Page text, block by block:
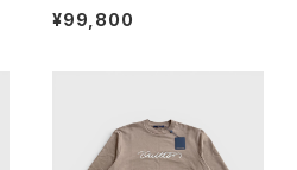
ミックス カシミア クルーネック
L
¥99,800